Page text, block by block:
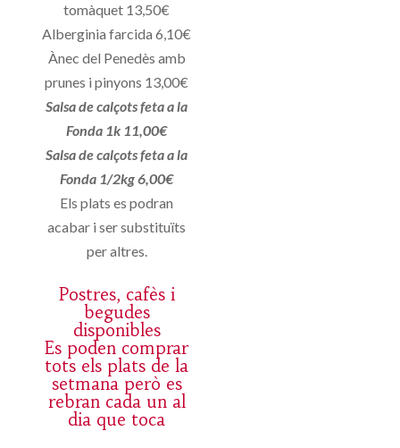
tomàquet 13,50€
Alberginia farcida 6,10€
Ànec del Penedès amb
prunes i pinyons 13,00€
Salsa de calçots feta a la
Fonda 1k 11,00€
Salsa de calçots feta a la
Fonda 1/2kg 6,00€
Els plats es podran
acabar i ser substituïts
per altres.
Postres, cafès i
begudes
disponibles
Es poden comprar
tots els plats de la
setmana però es
rebran cada un al
dia que toca